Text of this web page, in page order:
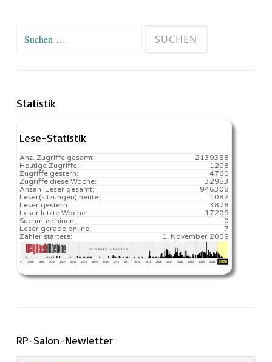
Suchen
Statistik
Lese-Statistik
2139358
Anz. Zugriffe gesamt:
1208
Heutige Zugriffe:
4760
Zugriffe gestern:
32953
Zugriffe diese Woche:
946308
Anzahl Leser gesamt:
1082️
Leser(sitzungen) heute:
3878
Leser gestern:
17209️
Leser letzte Woche:
0
Suchmaschinen
7
Leser gerade online:
1. November 2009
Zähler startete:
RP-Salon-Newletter